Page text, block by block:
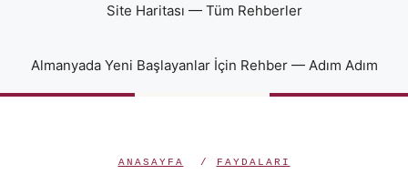
Site Haritası — Tüm Rehberler
Almanyada Yeni Başlayanlar İçin Rehber — Adım Adım
ANASAYFA / FAYDALARI